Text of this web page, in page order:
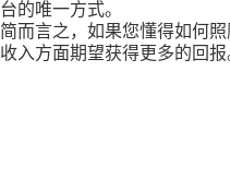
台的唯一方式。
简而言之，如果您懂得如何
收入方面期望获得更多的回报